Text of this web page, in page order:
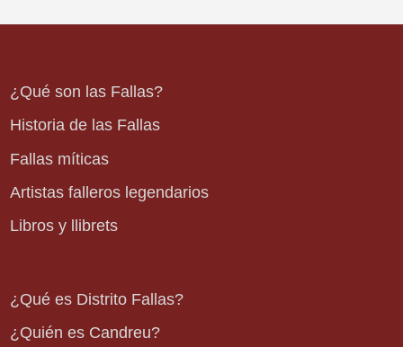
¿Qué son las Fallas?
Historia de las Fallas
Fallas míticas
Artistas falleros legendarios
Libros y llibrets
¿Qué es Distrito Fallas?
¿Quién es Candreu?